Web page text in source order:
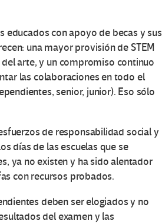
educados con apoyo de becas y sus
una mayor provisión de STEM
arte, y un compromiso continuo
las colaboraciones en todo el
senior, junior). Eso sólo
de responsabilidad social y
días de las escuelas que se
ya no existen y ha sido alentador
con recursos probados.
deben ser elogiados y no
del examen y las